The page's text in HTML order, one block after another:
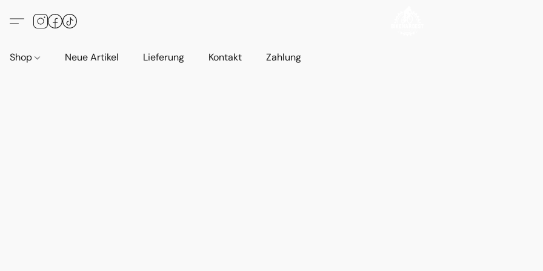
Shop Neue Artikel Lieferung Kontakt Zahlung